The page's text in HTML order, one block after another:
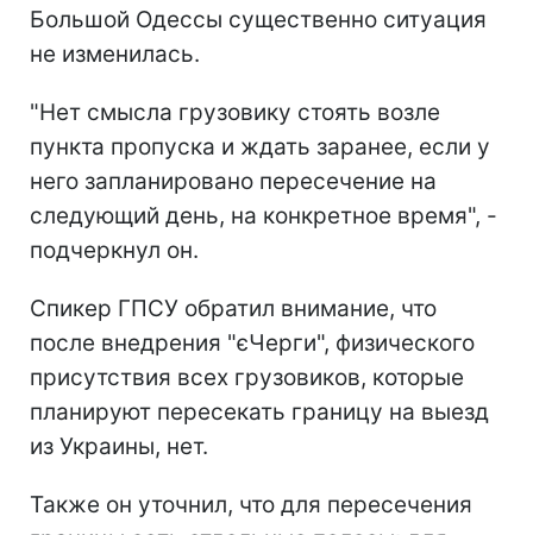
Большой Одессы существенно ситуация
не изменилась.
"Нет смысла грузовику стоять возле
пункта пропуска и ждать заранее, если у
него запланировано пересечение на
следующий день, на конкретное время", -
подчеркнул он.
Спикер ГПСУ обратил внимание, что
после внедрения "єЧерги", физического
присутствия всех грузовиков, которые
планируют пересекать границу на выезд
из Украины, нет.
Также он уточнил, что для пересечения